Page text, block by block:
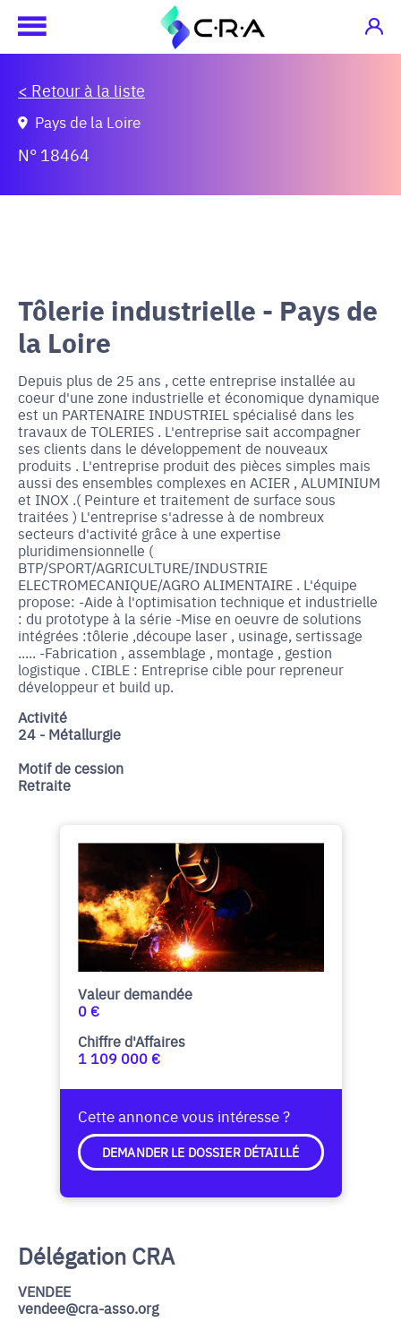
< Retour à la liste
N° 18464
Pays de la Loire
Tôlerie industrielle - Pays de
la Loire
Depuis plus de 25 ans , cette entreprise installée au
coeur d'une zone industrielle et économique dynamique
est un PARTENAIRE INDUSTRIEL spécialisé dans les
travaux de TOLERIES . L'entreprise sait accompagner
ses clients dans le développement de nouveaux
produits . L'entreprise produit des pièces simples mais
aussi des ensembles complexes en ACIER , ALUMINIUM
et INOX .( Peinture et traitement de surface sous
traitées ) L'entreprise s'adresse à de nombreux
secteurs d'activité grâce à une expertise
pluridimensionnelle (
BTP/SPORT/AGRICULTURE/INDUSTRIE
ELECTROMECANIQUE/AGRO ALIMENTAIRE . L'équipe
propose: -Aide à l'optimisation technique et industrielle
: du prototype à la série -Mise en oeuvre de solutions
intégrées :tôlerie ,découpe laser , usinage, sertissage
..... -Fabrication , assemblage , montage , gestion
logistique . CIBLE : Entreprise cible pour repreneur
développeur et build up.
Activité
24 - Métallurgie
Motif de cession
Retraite
Valeur demandée
0 €
Chiffre d'Affaires
1 109 000 €
Cette annonce vous intéresse ?
DEMANDER LE DOSSIER DÉTAILLÉ
Délégation CRA
VENDEE
vendee@cra-asso.org